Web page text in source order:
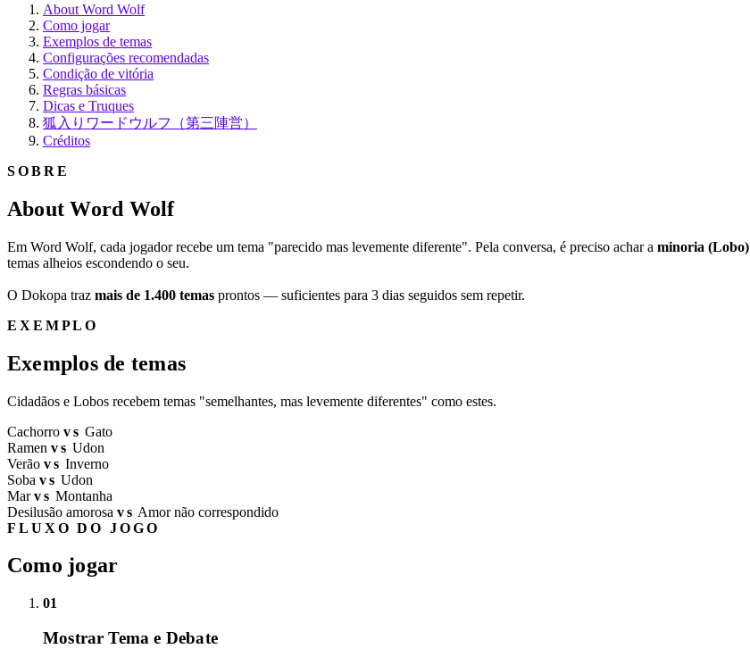
About Word Wolf
Como jogar
Exemplos de temas
Configurações recomendadas
Condição de vitória
Regras básicas
Dicas e Truques
狐入りワードウルフ（第三陣営）
Créditos
SOBRE
About Word Wolf
Em Word Wolf, cada jogador recebe um tema "parecido mas levemente diferente". Pela conversa, é preciso achar a minoria
temas alheios escondendo o seu.
O Dokopa traz mais de 1.400 temas prontos — suficientes para 3 dias seguidos sem repetir.
EXEMPLO
Exemplos de temas
Cidadãos e Lobos recebem temas "semelhantes, mas levemente diferentes" como estes.
Cachorro vs Gato
Ramen vs Udon
Verão vs Inverno
Soba vs Udon
Mar vs Montanha
Desilusão amorosa vs Amor não correspondido
FLUXO DO JOGO
Como jogar
01
Mostrar Tema e Debate